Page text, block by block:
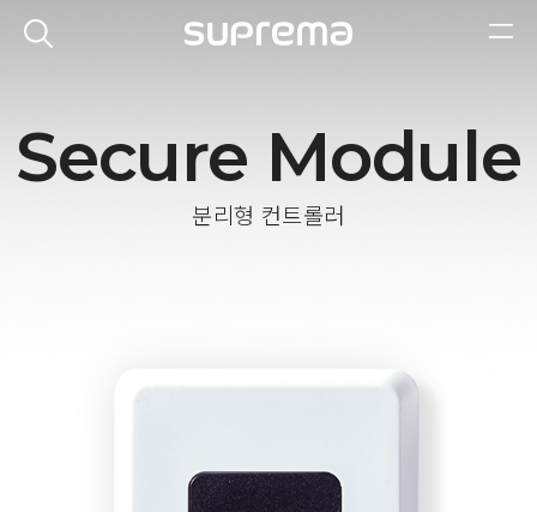
Secure Module
분리형 컨트롤러